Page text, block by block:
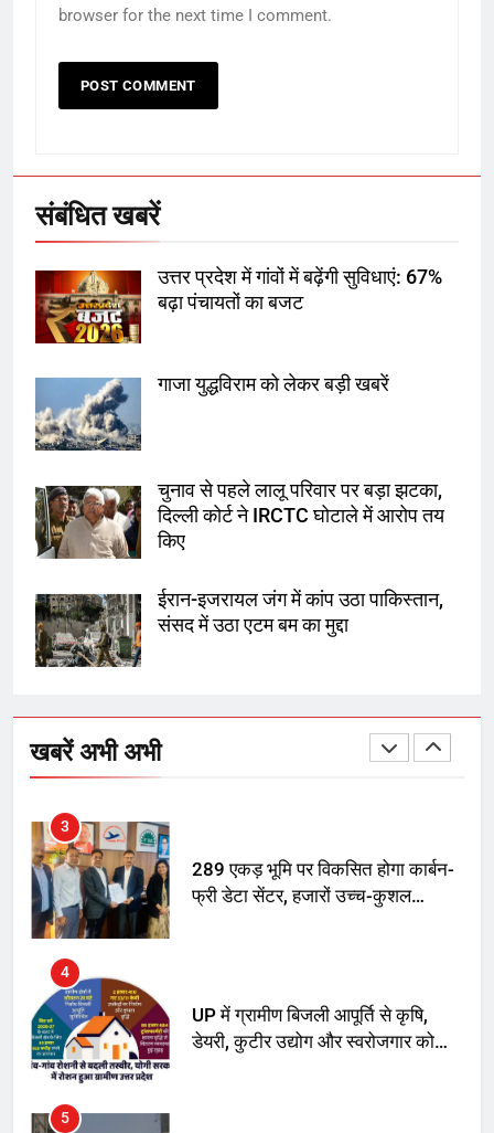
browser for the next time I comment.
संबंधित खबरें
उत्तर प्रदेश में गांवों में बढ़ेंगी सुविधाएं: 67%
बढ़ा पंचायतों का बजट
गाजा युद्धविराम को लेकर बड़ी खबरें
चुनाव से पहले लालू परिवार पर बड़ा झटका,
दिल्ली कोर्ट ने IRCTC घोटाले में आरोप तय
किए
ईरान-इजरायल जंग में कांप उठा पाकिस्तान,
संसद में उठा एटम बम का मुद्दा
खबरें अभी अभी
का स्वागत करेगा लक्ष्मण द्वार
7
गाजा युद्धविराम को लेकर बड़ी खबरें
8
तय किए
1
रोशन सिंह के नाम पर करने की मांग तेज
अमर शहीद ठाकुर रोशन सिंह के नाम पर
स्वरूप रानी नेहरू चिकित्सालय का
3
289 एकड़ भूमि पर विकसित होगा कार्बन-
फ्री डेटा सेंटर, हजारों उच्च-कुशल
4
UP में ग्रामीण बिजली आपूर्ति से कृषि,
डेयरी, कुटीर उद्योग और स्वरोजगार को
5